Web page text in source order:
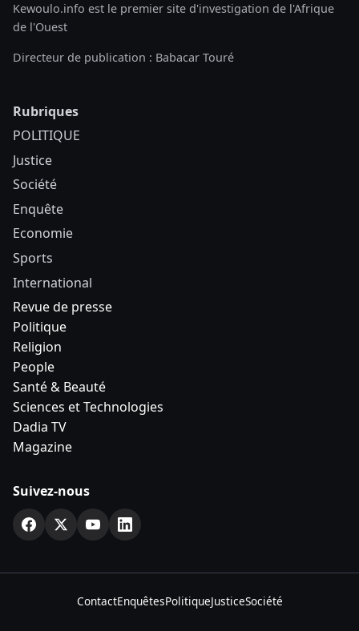
Kewoulo.info est le premier site d'investigation de l'Afrique
de l'Ouest
Directeur de publication : Babacar Touré
Rubriques
POLITIQUE
Justice
Société
Enquête
Economie
Sports
International
Revue de presse
Politique
Religion
People
Santé & Beauté
Sciences et Technologies
Dadia TV
Magazine
Suivez-nous
ContactEnquêtesPolitiqueJusticeSociété